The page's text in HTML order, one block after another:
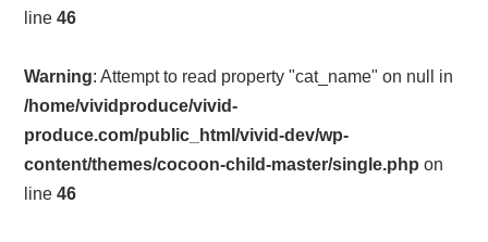
line46
Warning: Attempt to read property "cat_name" on null in
/home/vividproduce/vivid-
produce.com/public_html/vivid-dev/wp-
content/themes/cocoon-child-master/single.php on
line46